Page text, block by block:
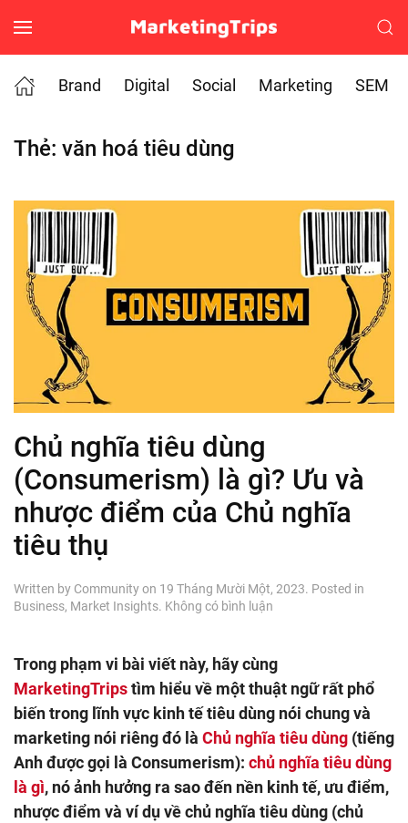
Skip to main content
Brand
Digital Social Marketing SEM
Thẻ: văn hoá tiêu dùng
Chủ nghĩa tiêu dùng
(Consumerism) là gì? Ưu và
nhược điểm của Chủ nghĩa
tiêu thụ
Written by Communityon 19 Tháng Mười Một, 2023. Posted in
Business, Market Insights. Không có bình luận
tiêu
dùng
(Consumerism)
là
gì?
Ưu
và
nhược
điểm
của
Trong phạm vi bài viết này, hãy cùng
MarketingTripstìm hiểu về một thuật ngữ rất phổ
biến trong lĩnh vực kinh tế tiêu dùng nói chung và
marketing nói riêng đó là Chủ nghĩa tiêu dùng (tiếng
Anh được gọi là Consumerism): chủ nghĩa tiêu dùng
là gì, nó ảnh hưởng ra sao đến nền kinh tế, ưu điểm,
nhược điểm và ví dụ về chủ nghĩa tiêu dùng (chủ